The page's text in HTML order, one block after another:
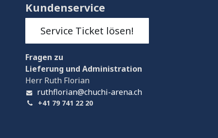
Kundenservice
Service Ticket lösen!
Fragen zu
Lieferung und Administration
Herr Ruth Florian
ruthflorian@chuchi-arena.ch
+41 79 741 22 20